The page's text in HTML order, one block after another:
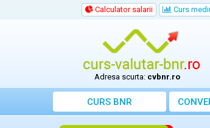
Calculator salarii Curs
Adresa scurta: cvbnr.ro
CURS BNR